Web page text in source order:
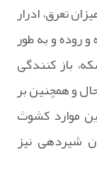
تعرق، ادرار
و روده و به طور
باز کنندگی
و همچنین بر
موارد کشوث
شیردهی نیز